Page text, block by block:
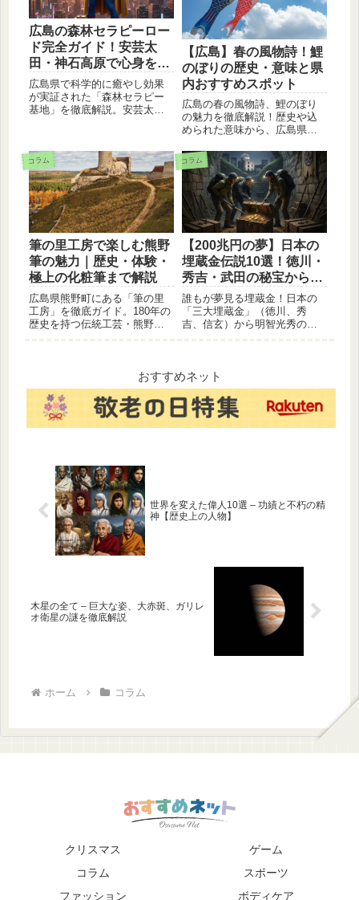
広島の森林セラピーロー
ド完全ガイド！安芸太
田・神石高原で心身をリ
フレッシュ
広島県で科学的に癒やし効果
が実証された「森林セラピー
基地」を徹底解説。安芸太田
ロードをまとめました。週末
のリフレッシュやハイキング
に最適な、自然豊かな癒やし
コースをご紹介します。
【広島】春の風物詩！鯉
のぼりの歴史・意味と県
内おすすめスポット
広島の春の風物詩、鯉のぼり
の魅力を徹底解説！歴史や込
められた意味から、広島県内
詳しくご紹介します。家族で
楽しめる情報満載です。
コラム
筆の里工房で楽しむ熊野
筆の魅力｜歴史・体験・
極上の化粧筆まで解説
広島県熊野町にある「筆の里
工房」を徹底ガイド。180年の
歴史を持つ伝統工芸・熊野筆
詳しく紹介。自分へのご褒美
やギフト選び、広島観光のモ
デルコースにおすすめです。
コラム
【200兆円の夢】日本の
埋蔵金伝説10選！徳川・
秀吉・武田の秘宝から世
界の海賊・ナチスまで徹
底解説
誰もが夢見る埋蔵金！日本の
「三大埋蔵金」（徳川、秀
吉、信玄）から明智光秀の秘
10の伝説を徹底解説。あなた
もトレジャーハンターに！
おすすめネット
世界を変えた偉人10選 – 功績と不朽の精
神【歴史上の人物】
木星の全て – 巨大な姿、大赤斑、ガリレ
オ衛星の謎を徹底解説
ホーム コラム
クリスマス
ゲーム
コラム
スポーツ
ファッション
ボディケア